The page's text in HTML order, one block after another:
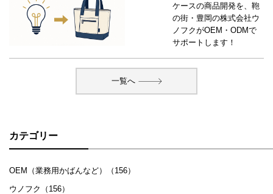
ケースの商品開発を、鞄
の街・豊岡の株式会社ウ
ノフクがOEM・ODMで
サポートします！
一覧へ
カテゴリー
OEM（業務用かばんなど）（156）
ウノフク（156）